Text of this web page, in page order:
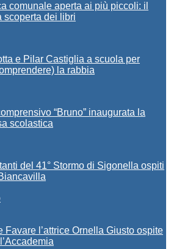
comunale aperta ai più piccoli: il
scoperta dei libri
e Pilar Castiglia a scuola per
la rabbia
“Bruno” inaugurata la
scolastica
del 41° Stormo di Sigonella ospiti
Favare l’attrice Ornella Giusto ospite